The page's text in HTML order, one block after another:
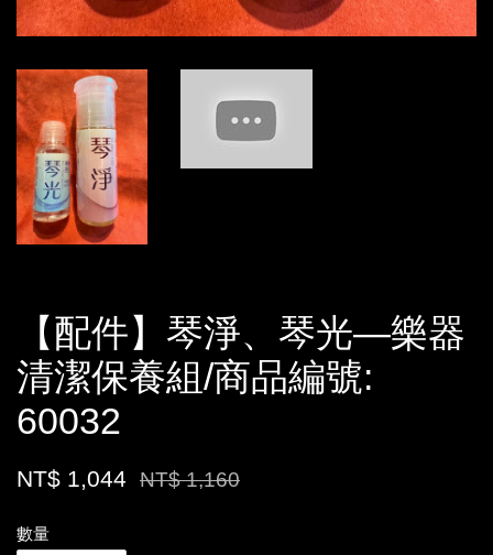
【配件】琴淨、琴光—樂器
清潔保養組/商品編號:
60032
NT$ 1,044 NT$ 1,160
數量